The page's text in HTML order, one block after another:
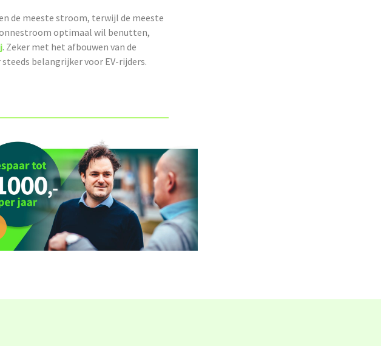
de meeste stroom, terwijl de meeste
optimaal wil benutten,
. Zeker met het afbouwen van de
belangrijker voor EV-rijders.